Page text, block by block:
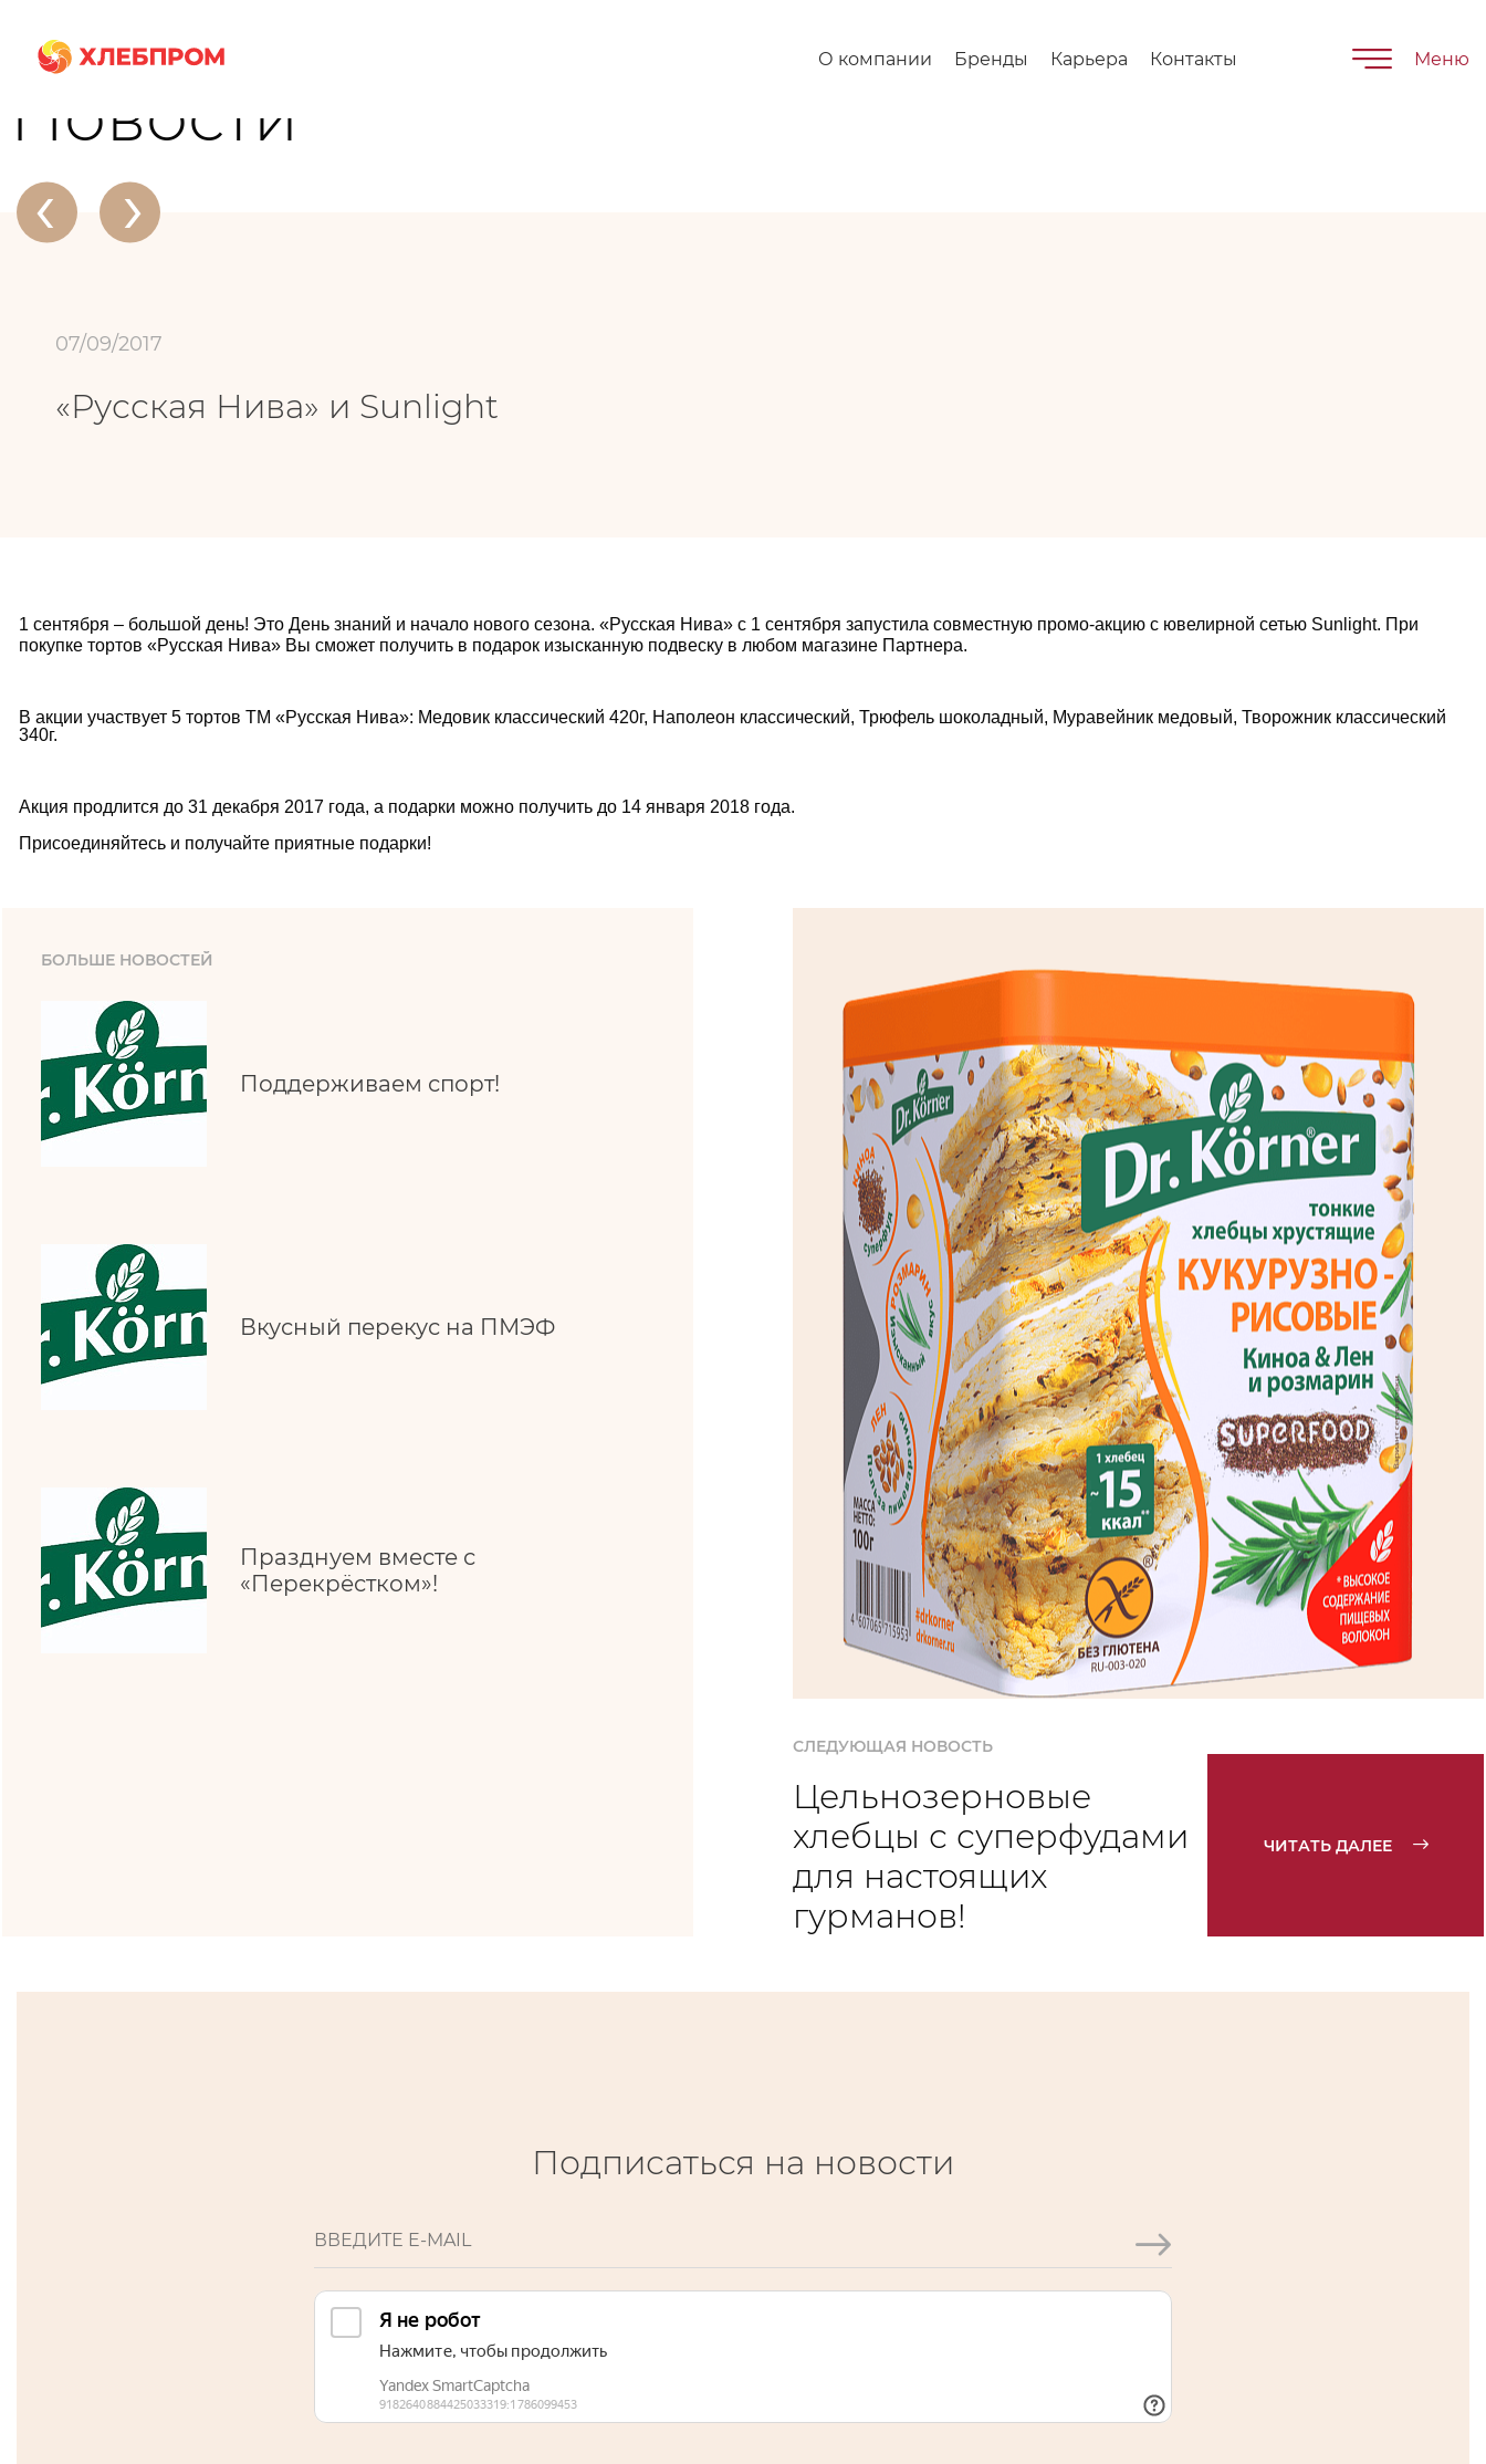
О компании Бренды Карьера Контакты Меню
Главная О компании Новости
Новости
‹ ›
07/09/2017
«Русская Нива» и Sunlight
1 сентября – большой день! Это День знаний и начало нового сезона. «Русская Нива» с 1 сентября запустила совместную промо-акцию с ювелирной сетью Sunlight. При
покупке тортов «Русская Нива» Вы сможет получить в подарок изысканную подвеску в любом магазине Партнера.
В акции участвует 5 тортов ТМ «Русская Нива»: Медовик классический 420г, Наполеон классический, Трюфель шоколадный, Муравейник медовый, Творожник классический
340г.
Акция продлится до 31 декабря 2017 года, а подарки можно получить до 14 января 2018 года.
Присоединяйтесь и получайте приятные подарки!
БОЛЬШЕ НОВОСТЕЙ
Поддерживаем спорт!
Вкусный перекус на ПМЭФ
Празднуем вместе с
«Перекрёстком»!
СЛЕДУЮЩАЯ НОВОСТЬ
Цельнозерновые
хлебцы с суперфудами
для настоящих
гурманов!
ЧИТАТЬ ДАЛЕЕ
Подписаться на новости